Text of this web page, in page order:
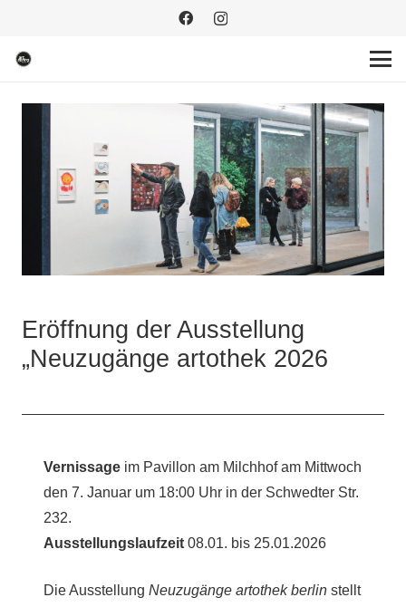
Eröffnung der Ausstellung
„Neuzugänge artothek 2026
Vernissage im Pavillon am Milchhof am Mittwoch
den 7. Januar um 18:00 Uhr in der Schwedter Str.
232.
Ausstellungslaufzeit 08.01. bis 25.01.2026
Die Ausstellung Neuzugänge artothek berlin stellt